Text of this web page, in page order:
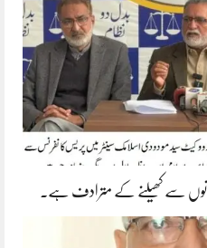
سے کھیلنے کے مترادف ہے۔